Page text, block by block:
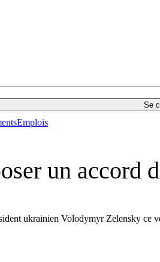
Se
Emplois
un accord
ukrainien Volodymyr Zelensky ce